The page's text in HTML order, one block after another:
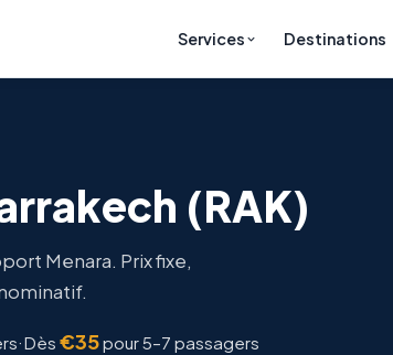
Services Destinations
(RAK)
Menara. Prix fixe,
·Dès €35pour 5–7 passagers